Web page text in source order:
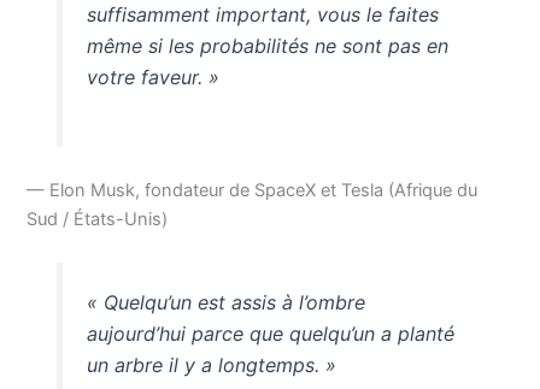
suffisamment important, vous le faites
même si les probabilités ne sont pas en
votre faveur. »
— Elon Musk, fondateur de SpaceX et Tesla (Afrique du
Sud / États-Unis)
« Quelqu’un est assis à l’ombre
aujourd’hui parce que quelqu’un a planté
un arbre il y a longtemps. »